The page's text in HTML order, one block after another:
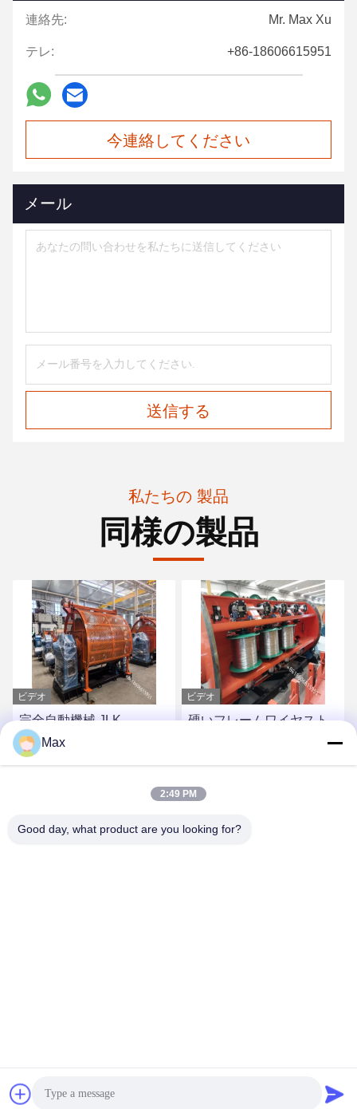
連絡先: Mr. Max Xu
テレ: +86-18606615951
今連絡してください
メール
送信する
私たちの 製品
同様の製品
ビデオ
硬いフレームワイヤスト
ランディング&トウィスト
マシン / 電源ケーブルスト
ビデオ
AAACワイヤストランデ
ィング機器のための高性
中国 良質 ケーブル ストランジング マシン 提供者 著作権 2018-2026 Beyde
Trading Co.,Ltd すべての権利は保護されています.
Max
2:49 PM
Good day, what product are you looking for?